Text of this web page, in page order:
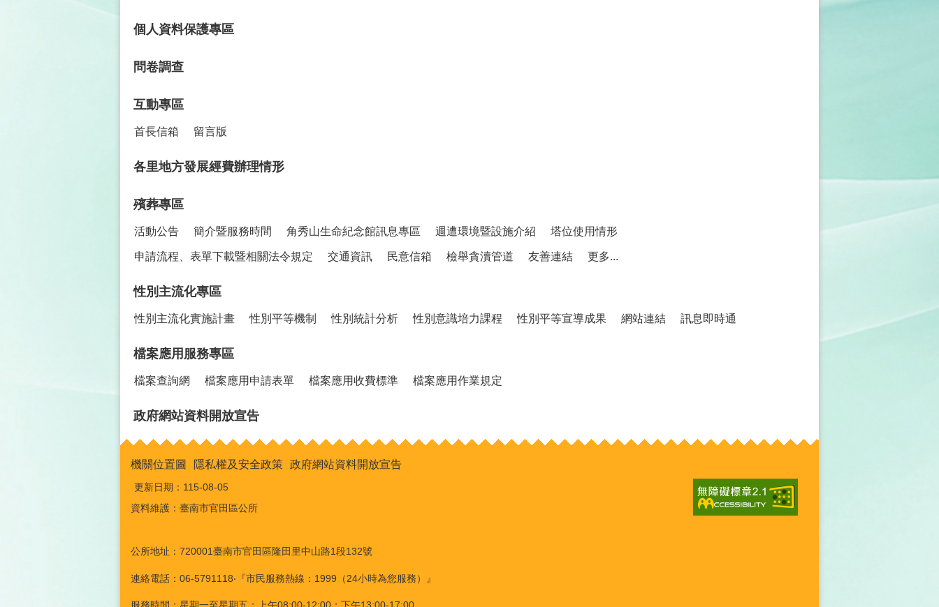
個人資料保護專區
問卷調查
互動專區
首長信箱 留言版
各里地方發展經費辦理情形
殯葬專區
活動公告 簡介暨服務時間 角秀山生命紀念館訊息專區 週遭環境暨設施介紹 塔位使用情形
申請流程、表單下載暨相關法令規定 交通資訊 民意信箱 檢舉貪瀆管道 友善連結 更多...
性別主流化專區
性別主流化實施計畫 性別平等機制 性別統計分析 性別意識培力課程 性別平等宣導成果 網站連結 訊息即時通
檔案應用服務專區
檔案查詢網 檔案應用申請表單 檔案應用收費標準 檔案應用作業規定
政府網站資料開放宣告
機關位置圖 隱私權及安全政策 政府網站資料開放宣告
更新日期： 115-08-05
資料維護：臺南市官田區公所
公所地址：720001臺南市官田區隆田里中山路1段132號
連絡電話：06-5791118‧『市民服務熱線：1999（24小時為您服務）』